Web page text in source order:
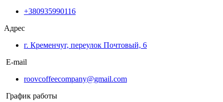
+380935990116
Адрес
г. Кременчуг, переулок Почтовый, 6
E-mail
roovcoffeecompany@gmail.com
График работы